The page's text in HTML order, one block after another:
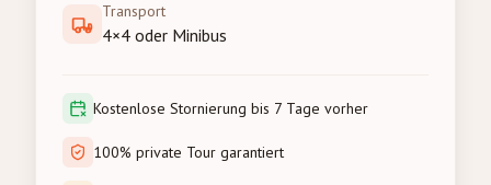
Transport
4×4 oder Minibus
Kostenlose Stornierung bis 7 Tage vorher
100% private Tour garantiert